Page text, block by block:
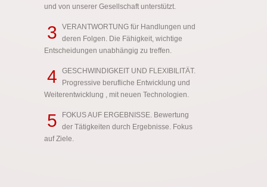
und von unserer Gesellschaft unterstützt.
3
VERANTWORTUNG für Handlungen und
deren Folgen. Die Fähigkeit, wichtige
Entscheidungen unabhängig zu treffen.
4
GESCHWINDIGKEIT UND FLEXIBILITÄT.
Progressive berufliche Entwicklung und
Weiterentwicklung , mit neuen Technologien.
5
FOKUS AUF ERGEBNISSE. Bewertung
der Tätigkeiten durch Ergebnisse. Fokus
auf Ziele.